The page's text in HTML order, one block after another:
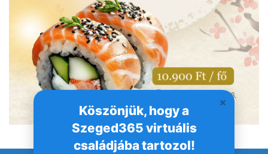
Köszönjük, hogy a
Szeged365 virtuális
családjába tartozol!